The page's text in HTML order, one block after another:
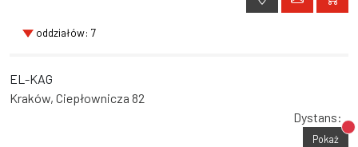
oddziałów: 7
EL-KAG
Kraków, Ciepłownicza 82
Dystans:
Pokaż